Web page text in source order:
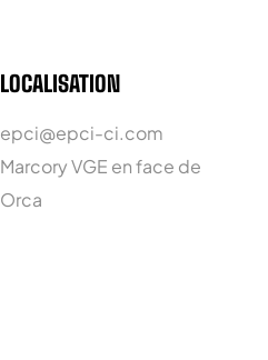
LOCALISATION
epci@epci-ci.com
Marcory VGE en face de
Orca